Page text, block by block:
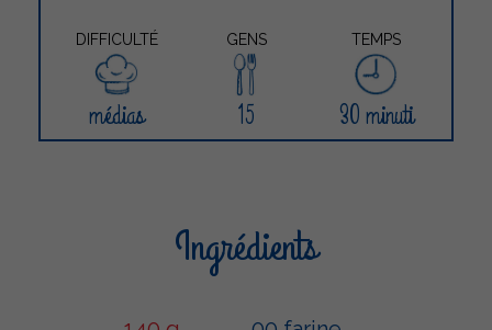
DIFFICULTÉ GENS TEMPS
médias 15 30 minuti
Ingrédients